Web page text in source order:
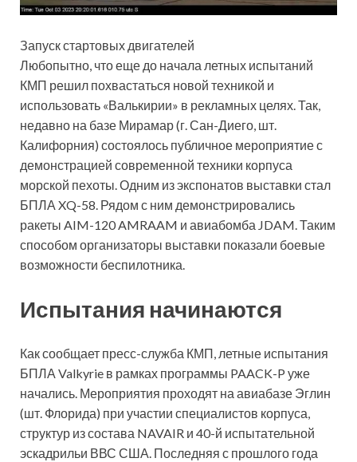
Запуск стартовых двигателей
Любопытно, что еще до начала летных испытаний
КМП решил похвастаться новой техникой и
использовать «Валькирии» в рекламных целях. Так,
недавно на базе Мирамар (г. Сан-Диего, шт.
Калифорния) состоялось публичное мероприятие с
демонстрацией современной техники корпуса
морской пехоты. Одним из экспонатов выставки стал
БПЛА XQ-58. Рядом с ним демонстрировались
ракеты AIM-120 AMRAAM и авиабомба JDAM. Таким
способом организаторы выставки показали боевые
возможности беспилотника.
Испытания начинаются
Как сообщает пресс-служба КМП, летные испытания
БПЛА Valkyrie в рамках программы PAACK-P уже
начались. Мероприятия проходят на авиабазе Эглин
(шт. Флорида) при участии специалистов корпуса,
структур из состава NAVAIR и 40-й испытательной
эскадрильи ВВС США. Последняя с прошлого года